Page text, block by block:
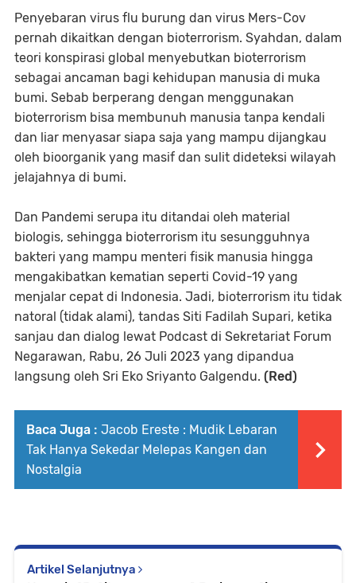
Penyebaran virus flu burung dan virus Mers-Cov
pernah dikaitkan dengan bioterrorism. Syahdan, dalam
teori konspirasi global menyebutkan bioterrorism
sebagai ancaman bagi kehidupan manusia di muka
bumi. Sebab berperang dengan menggunakan
bioterrorism bisa membunuh manusia tanpa kendali
dan liar menyasar siapa saja yang mampu dijangkau
oleh bioorganik yang masif dan sulit dideteksi wilayah
jelajahnya di bumi.
Dan Pandemi serupa itu ditandai oleh material
biologis, sehingga bioterrorism itu sesungguhnya
bakteri yang mampu menteri fisik manusia hingga
mengakibatkan kematian seperti Covid-19 yang
menjalar cepat di Indonesia. Jadi, bioterrorism itu tidak
natoral (tidak alami), tandas Siti Fadilah Supari, ketika
sanjau dan dialog lewat Podcast di Sekretariat Forum
Negarawan, Rabu, 26 Juli 2023 yang dipandua
langsung oleh Sri Eko Sriyanto Galgendu. (Red)
Baca Juga : Jacob Ereste : Mudik Lebaran
Tak Hanya Sekedar Melepas Kangen dan
Nostalgia
Artikel Selanjutnya